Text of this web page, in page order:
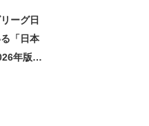
ーグ日
「日本
年版・